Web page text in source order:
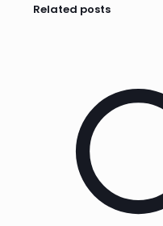
Related posts